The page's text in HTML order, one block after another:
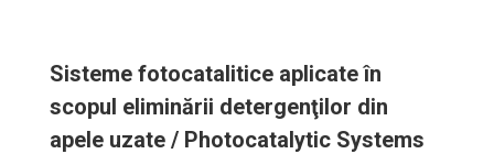
Sisteme fotocatalitice aplicate în
scopul eliminării detergenţilor din
apele uzate / Photocatalytic Systems